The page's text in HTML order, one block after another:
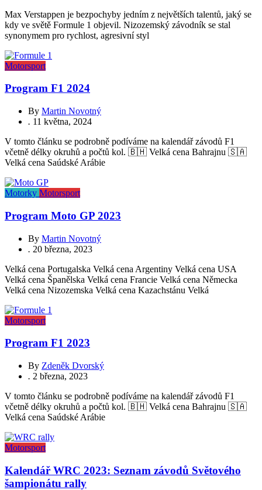
Max Verstappen je bezpochyby jedním z největších talentů, jaký se
kdy ve světě Formule 1 objevil. Nizozemský závodník se stal
synonymem pro rychlost, agresivní styl
Motorsport
Program F1 2024
By Martin Novotný
. 11 května, 2024
V tomto článku se podrobně podíváme na kalendář závodů F1
včetně délky okruhů a počtů kol. 🇧🇭 Velká cena Bahrajnu 🇸🇦
Velká cena Saúdské Arábie
Motorky Motorsport
Program Moto GP 2023
By Martin Novotný
. 20 března, 2023
Velká cena Portugalska Velká cena Argentiny Velká cena USA
Velká cena Španělska Velká cena Francie Velká cena Německa
Velká cena Nizozemska Velká cena Kazachstánu Velká
Motorsport
Program F1 2023
By Zdeněk Dvorský
. 2 března, 2023
V tomto článku se podrobně podíváme na kalendář závodů F1
včetně délky okruhů a počtů kol. 🇧🇭 Velká cena Bahrajnu 🇸🇦
Velká cena Saúdské Arábie
Motorsport
Kalendář WRC 2023: Seznam závodů Světového
šampionátu rally